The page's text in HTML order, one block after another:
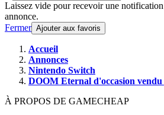
Laissez vide pour recevoir une
annonce.
Fermer Ajouter aux favoris
Accueil
Annonces
Nintendo Switch
DOOM Eternal d'occasion vendu
À PROPOS DE GAMECHEAP